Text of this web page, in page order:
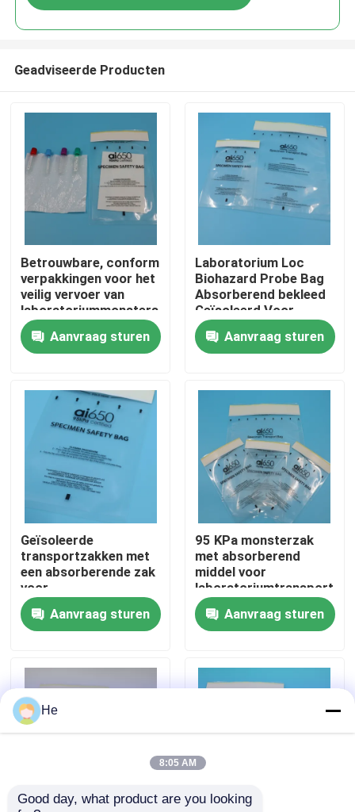
Thuis
Producten
Video's
Over ons
Fabriekstocht
Kwaliteitscontrole
Vraag een offerte
95kPa de Zak van het specimenvervoer
Geadviseerde Producten
Betrouwbare, conform
verpakkingen voor het
veilig vervoer van
laboratoriummonsters
Aanvraag sturen
Laboratorium Loc
Biohazard Probe Bag
Absorberend bekleed
Geïsoleerd Voor
Bloedmonsters
Transport De
Muestras De
Aanvraag sturen
Geïsoleerde
transportzakken met
een absorberende zak
voor
temperatuurgevoelige
bloedmonsters en
transport van
laboratoria
Aanvraag sturen
95 KPa monsterzak
met absorberend
middel voor
laboratoriumtransport
Aanvraag sturen
He
8:05 AM
Good day, what product are you looking